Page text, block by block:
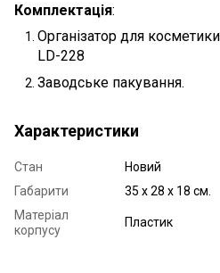
Комплектація:
Організатор для
LD-228
Заводське пакування.
Характеристики
Стан
Новий
Габарити
35 х 28 х 18 см.
Матеріал
корпусу
Пластик